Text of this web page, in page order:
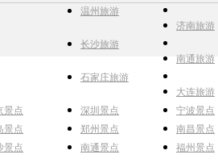
温州旅游
济南旅游
长沙旅游
南通旅游
石家庄旅游
大连旅游
景点 深圳景点
宁波景点
景点 郑州景点
南昌景点
景点 南通景点
福州景点